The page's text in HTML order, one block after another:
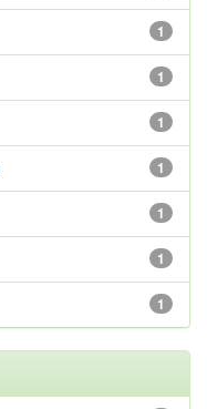
1
1
1
1
1
1
1